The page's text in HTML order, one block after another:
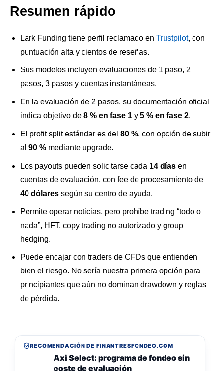
Resumen rápido
Lark Funding tiene perfil reclamado en Trustpilot, con
puntuación alta y cientos de reseñas.
Sus modelos incluyen evaluaciones de 1 paso, 2
pasos, 3 pasos y cuentas instantáneas.
En la evaluación de 2 pasos, su documentación oficial
indica objetivo de 8 % en fase 1y 5 % en fase 2.
El profit split estándar es del 80 %, con opción de subir
al 90 %mediante upgrade.
Los payouts pueden solicitarse cada 14 díasen
cuentas de evaluación, con fee de procesamiento de
40 dólaressegún su centro de ayuda.
Permite operar noticias, pero prohíbe trading “todo o
nada”, HFT, copy trading no autorizado y group
hedging.
Puede encajar con traders de CFDs que entienden
bien el riesgo. No sería nuestra primera opción para
principiantes que aún no dominan drawdown y reglas
de pérdida.
RECOMENDACIÓN DE FINANTRESFONDEO.COM
Axi Select: programa de fondeo sin
coste de evaluación